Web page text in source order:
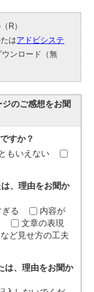
R）
はアドビシステ
ウンロード（無
のご感想をお聞
すか？
もいえない
、理由をお聞か
る
内容が
文章の表現
ど見せ方の工夫
は、理由をお聞か